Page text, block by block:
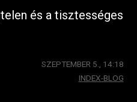
és a tisztességes
SZEPTEMBER 5., 14:18
INDEX-BLOG